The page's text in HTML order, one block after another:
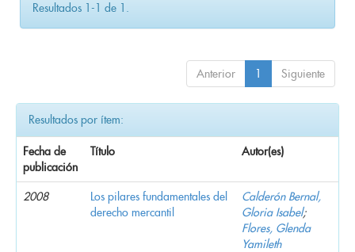
Resultados 1-1 de 1.
Anterior 1 Siguiente
Resultados por ítem:
Fecha de
publicación
Título Autor(es)
2008
Los pilares fundamentales del
derecho mercantil
Calderón Bernal,
Gloria Isabel;
Flores, Glenda
Yamileth